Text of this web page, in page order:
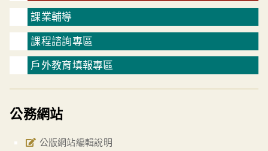
課業輔導
課程諮詢專區
戶外教育填報專區
公務網站
公版網站編輯說明